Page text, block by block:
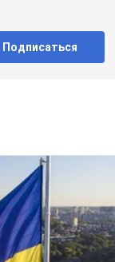
Подписаться